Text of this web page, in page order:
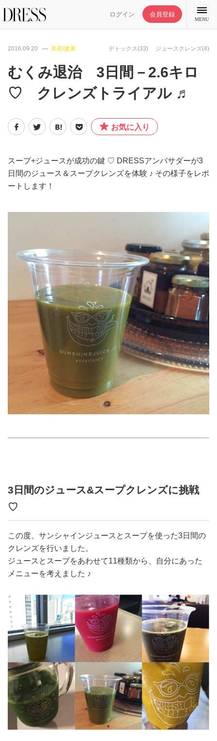
ログイン 会員登録
MENU
特集記事
DRESS部活
ファッション
ワークスタイル
妊娠/出産/家族
ココロ/カラダ
グルメ
カルチャー/エンタメ
占い
ゲーム
2016.09.20 美容/健康 デトックス(33) ジュースクレンズ(4)
むくみ退治 3日間－2.6キロ
♡ クレンズトライアル ♬
お気に入り
スープ+ジュースが成功の鍵 ♡ DRESSアンバサダーが3
日間のジュース＆スープクレンズを体験 ♪ その様子をレポ
ートします！
3日間のジュース&スープクレンズに挑戦
♡
この度、サンシャインジュースとスープを使った3日間の
クレンズを行いました。
ジュースとスープをあわせて11種類から、自分にあった
メニューを考えました ♪